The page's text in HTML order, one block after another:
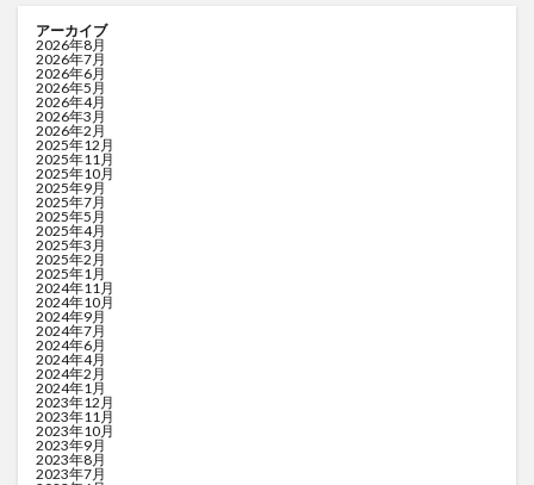
アーカイブ
2026年8月
2026年7月
2026年6月
2026年5月
2026年4月
2026年3月
2026年2月
2025年12月
2025年11月
2025年10月
2025年9月
2025年7月
2025年5月
2025年4月
2025年3月
2025年2月
2025年1月
2024年11月
2024年10月
2024年9月
2024年7月
2024年6月
2024年4月
2024年2月
2024年1月
2023年12月
2023年11月
2023年10月
2023年9月
2023年8月
2023年7月